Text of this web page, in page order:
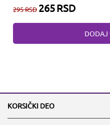
295RSD 265RSD
DODAJ
KORSIČKI DEO